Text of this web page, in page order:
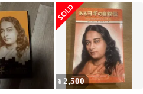
¥ 2,500